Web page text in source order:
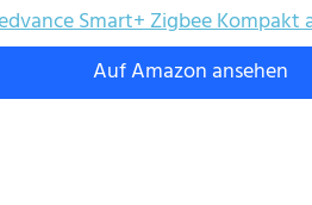
Smart+ Zigbee Kompakt
Auf Amazon ansehen